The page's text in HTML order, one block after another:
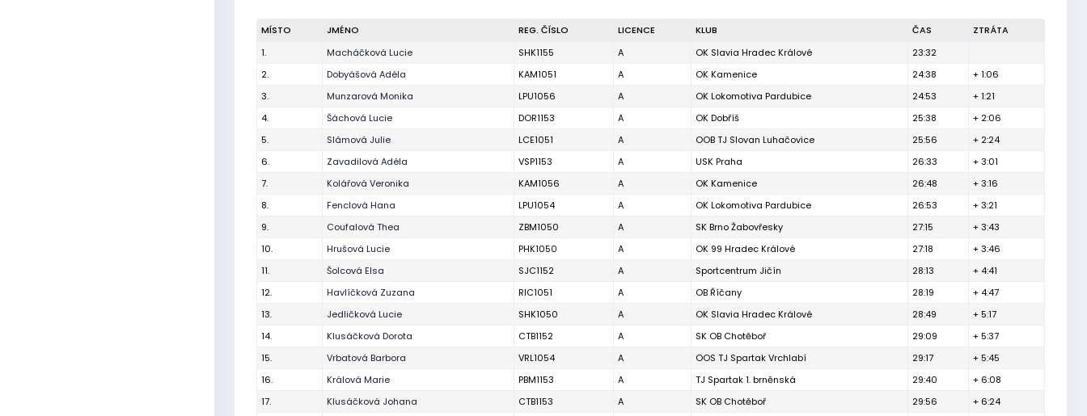
MÍSTO JMÉNO REG. ČÍSLO LICENCE KLUB ČAS
ZTRÁTA
1.
Macháčková Lucie SHK1155 A OK Slavia Hradec Králové
23:32
2.
Dobyášová Adéla KAM1051 A OK Kamenice 24:38
+ 1:06
3.
Munzarová Monika LPU1056 A OK Lokomotiva Pardubice 24:53
+ 1:21
4.
Šáchová Lucie DOR1153 A OK Dobříš 25:38
+ 2:06
5.
Slámová Julie LCE1051 A OOB TJ Slovan Luhačovice 25:56
+ 2:24
6.
Zavadilová Adéla VSP1153 A USK Praha 26:33
+ 3:01
7.
Kolářová Veronika KAM1056 A OK Kamenice 26:48
+ 3:16
8.
Fenclová Hana LPU1054 A OK Lokomotiva Pardubice 26:53
+ 3:21
9.
Coufalová Thea ZBM1050 A SK Brno Žabovřesky 27:15
+ 3:43
10.
Hrušová Lucie PHK1050 A OK 99 Hradec Králové 27:18
+ 3:46
11.
Šolcová Elsa SJC1152 A Sportcentrum Jičín 28:13
+ 4:41
12.
Havlíčková Zuzana RIC1051 A OB Říčany 28:19
+ 4:47
13.
Jedličková Lucie SHK1050 A OK Slavia Hradec Králové 28:49
+ 5:17
14.
Klusáčková Dorota CTB1152 A SK OB Chotěboř 29:09
+ 5:37
15.
Vrbatová Barbora VRL1054 A OOS TJ Spartak Vrchlabí 29:17
+ 5:45
16.
Králová Marie PBM1153 A TJ Spartak 1. brněnská 29:40
+ 6:08
17.
Klusáčková Johana CTB1153 A SK OB Chotěboř 29:56
+ 6:24